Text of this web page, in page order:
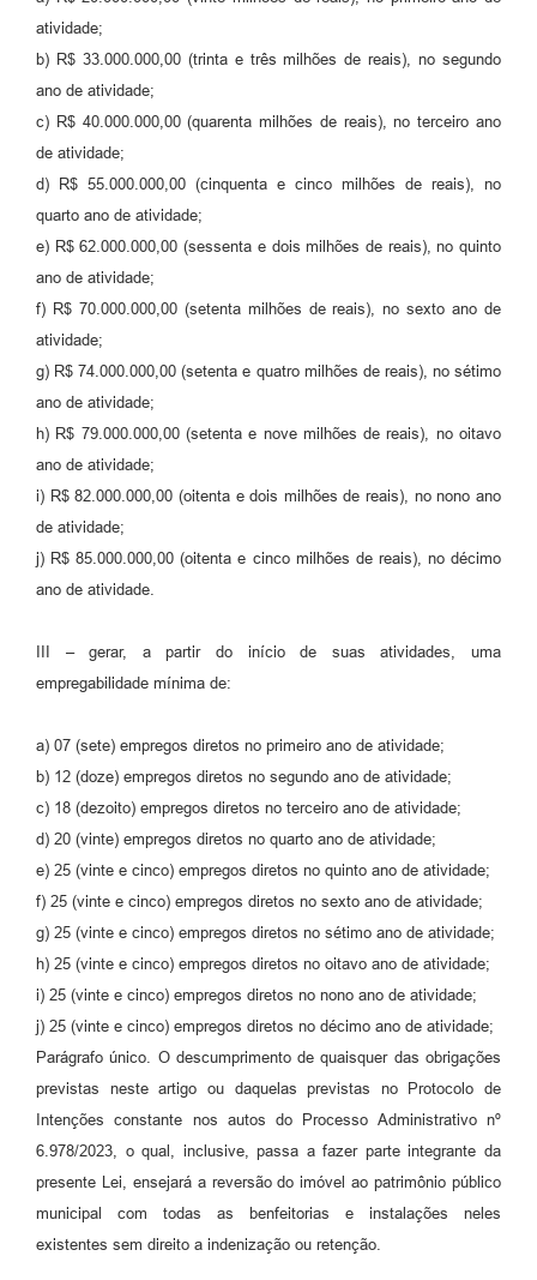
atividade;
b) R$ 33.000.000,00 (trinta e três milhões de reais), no segundo
ano de atividade;
c) R$ 40.000.000,00 (quarenta milhões de reais), no terceiro ano
de atividade;
d) R$ 55.000.000,00 (cinquenta e cinco milhões de reais), no
quarto ano de atividade;
e) R$ 62.000.000,00 (sessenta e dois milhões de reais), no quinto
ano de atividade;
f) R$ 70.000.000,00 (setenta milhões de reais), no sexto ano de
atividade;
g) R$ 74.000.000,00 (setenta e quatro milhões de reais), no sétimo
ano de atividade;
h) R$ 79.000.000,00 (setenta e nove milhões de reais), no oitavo
ano de atividade;
i) R$ 82.000.000,00 (oitenta e dois milhões de reais), no nono ano
de atividade;
j) R$ 85.000.000,00 (oitenta e cinco milhões de reais), no décimo
ano de atividade.
III – gerar, a partir do início de suas atividades, uma
empregabilidade mínima de:
a) 07 (sete) empregos diretos no primeiro ano de atividade;
b) 12 (doze) empregos diretos no segundo ano de atividade;
c) 18 (dezoito) empregos diretos no terceiro ano de atividade;
d) 20 (vinte) empregos diretos no quarto ano de atividade;
e) 25 (vinte e cinco) empregos diretos no quinto ano de atividade;
f) 25 (vinte e cinco) empregos diretos no sexto ano de atividade;
g) 25 (vinte e cinco) empregos diretos no sétimo ano de atividade;
h) 25 (vinte e cinco) empregos diretos no oitavo ano de atividade;
i) 25 (vinte e cinco) empregos diretos no nono ano de atividade;
j) 25 (vinte e cinco) empregos diretos no décimo ano de atividade;
Parágrafo único. O descumprimento de quaisquer das obrigações
previstas neste artigo ou daquelas previstas no Protocolo de
Intenções constante nos autos do Processo Administrativo nº
6.978/2023, o qual, inclusive, passa a fazer parte integrante da
presente Lei, ensejará a reversão do imóvel ao patrimônio público
municipal com todas as benfeitorias e instalações neles
existentes sem direito a indenização ou retenção.